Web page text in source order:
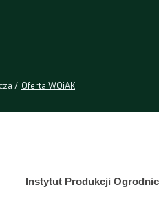
Oferta WOiAK
Instytut Produkcji